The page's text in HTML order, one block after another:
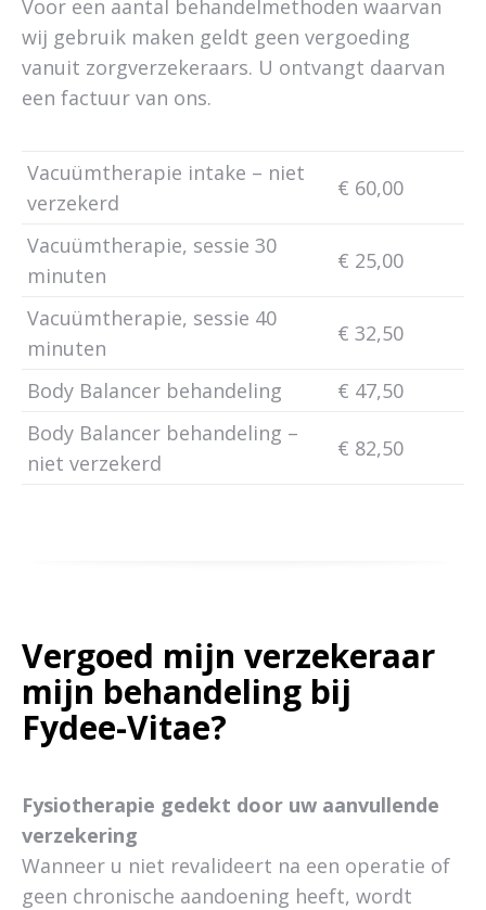
Voor een aantal behandelmethoden waarvan
wij gebruik maken geldt geen vergoeding
vanuit zorgverzekeraars. U ontvangt daarvan
een factuur van ons.
Vacuümtherapie intake – niet
verzekerd
€ 60,00
Vacuümtherapie, sessie 30
minuten
€ 25,00
Vacuümtherapie, sessie 40
minuten
€ 32,50
Body Balancer behandeling
€ 47,50
Body Balancer behandeling –
niet verzekerd
€ 82,50
Vergoed mijn verzekeraar
mijn behandeling bij
Fydee-Vitae?
Fysiotherapie gedekt door uw aanvullende
verzekering
Wanneer u niet revalideert na een operatie of
geen chronische aandoening heeft, wordt